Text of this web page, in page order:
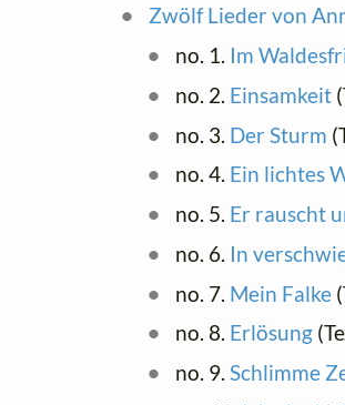
Zwölf Lieder von
no. 1. Im
no. 2. Einsamkeit
no. 3. Der Sturm
no. 4. Ein lichtes
no. 5. Er rauscht
no. 6. In
no. 7. Mein Falke
no. 8. Erlösung
no. 9. Schlimme